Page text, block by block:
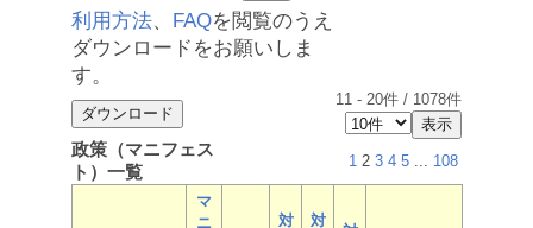
利用方法、 FAQを閲覧のうえ
ダウンロードをお願いしま
す。
11 - 20件 / 1078件
政策（マニフェス
ト）一覧
1 2 3 4 5 ... 108
マ
ニ
対
対